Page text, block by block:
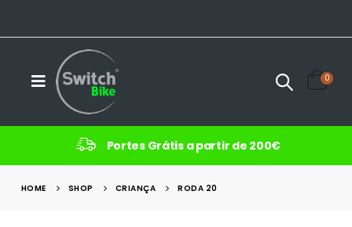
0
Portes Grátis a partir de 200€
HOME SHOP CRIANÇA RODA 20